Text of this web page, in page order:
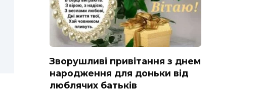
Зворушливі привітання з днем
народження для доньки від
люблячих батьків